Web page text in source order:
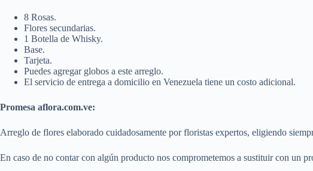
8 Rosas.
Flores secundarias.
1 Botella de Whisky.
Base.
Tarjeta.
Puedes agregar globos a este arreglo.
El servicio de entrega a domicilio en Venezuela tiene un costo adicional.
Promesa aflora.com.ve:
Arreglo de flores elaborado cuidadosamente por floristas expertos, eligiendo
En caso de no contar con algún producto nos comprometemos a sustituir con un